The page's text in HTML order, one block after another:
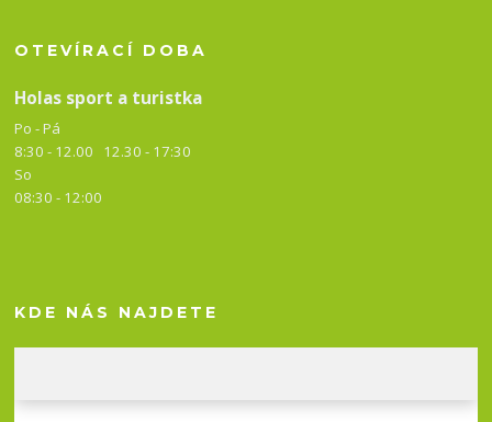
OTEVÍRACÍ DOBA
Holas sport a turistka
Po - Pá
8:30 - 12.00 12.30 - 17:30
So
08:30 - 12:00
KDE NÁS NAJDETE